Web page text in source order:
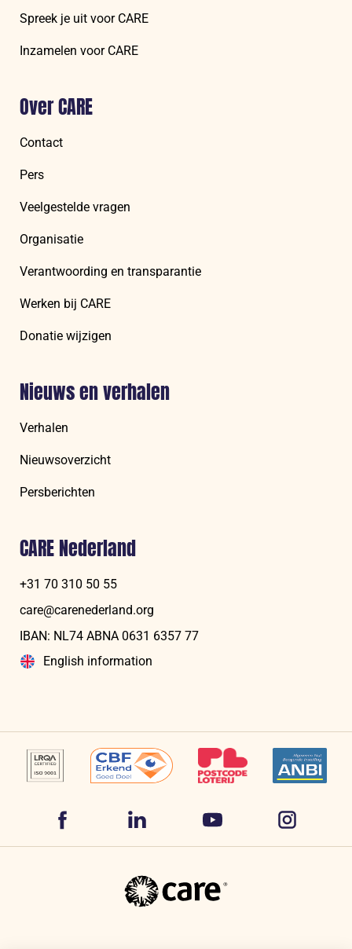
Spreek je uit voor CARE
Inzamelen voor CARE
Over CARE
Contact
Pers
Veelgestelde vragen
Organisatie
Verantwoording en transparantie
Werken bij CARE
Donatie wijzigen
Nieuws en verhalen
Verhalen
Nieuwsoverzicht
Persberichten
CARE Nederland
+31 70 310 50 55
care@carenederland.org
IBAN: NL74 ABNA 06‍31 6‍357‍ 77
English information
op
LinkedIn
op
YouTube